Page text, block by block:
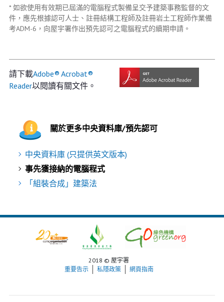
* 如欲使用有效期已屆滿的電腦程式製備呈交予建築事務監督的文
件，應先根據認可人士、註冊結構工程師及註冊岩土工程師作業備
考ADM-6，向屋宇署作出預先認可之電腦程式的續期申請。
請下載Adobe® Acrobat®
Reader以閱讀有關文件。
關於更多中央資料庫/預先認可
中央資料庫 (只提供英文版本)
事先獲接納的電腦程式
「組裝合成」建築法
2018 © 屋宇署
重要告示
私隱政策 網頁指南